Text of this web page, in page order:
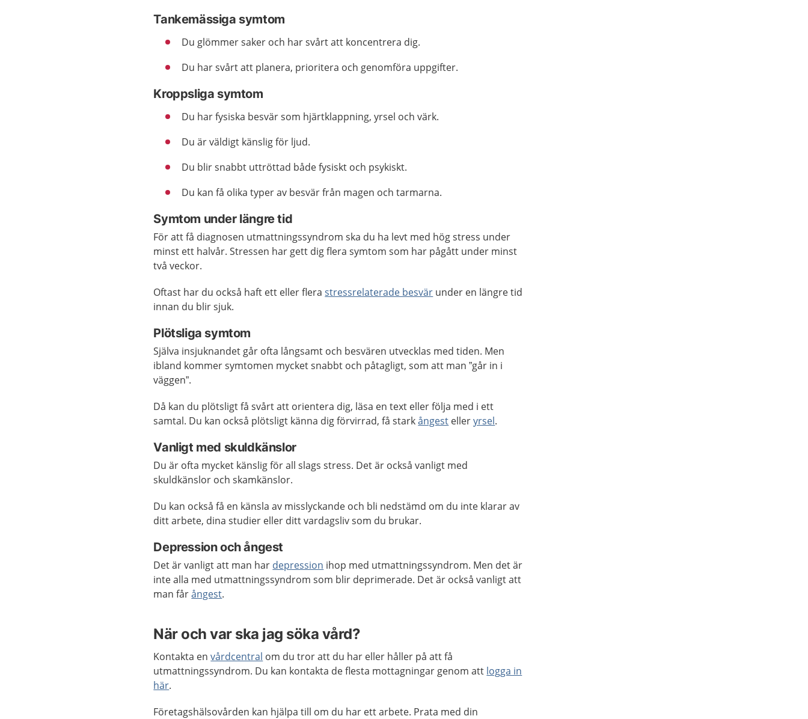
Tankemässiga symtom
Du glömmer saker och har svårt att koncentrera dig.
Du har svårt att planera, prioritera och genomföra uppgifter.
Kroppsliga symtom
Du har fysiska besvär som hjärtklappning, yrsel och värk.
Du är väldigt känslig för ljud.
Du blir snabbt uttröttad både fysiskt och psykiskt.
Du kan få olika typer av besvär från magen och tarmarna.
Symtom under längre tid
För att få diagnosen utmattningssyndrom ska du ha levt med hög stress under
minst ett halvår. Stressen har gett dig flera symtom som har pågått under minst
två veckor.
Oftast har du också haft ett eller flerastressrelaterade besvär under en längre tid
innan du blir sjuk.
Plötsliga symtom
Själva insjuknandet går ofta långsamt och besvären utvecklas med tiden. Men
ibland kommer symtomen mycket snabbt och påtagligt, som att man ”går in i
väggen”.
Då kan du plötsligt få svårt att orientera dig, läsa en text eller följa med i ett
samtal. Du kan också plötsligt känna dig förvirrad, få starkångest elleryrsel.
Vanligt med skuldkänslor
Du är ofta mycket känslig för all slags stress. Det är också vanligt med
skuldkänslor och skamkänslor.
Du kan också få en känsla av misslyckande och bli nedstämd om du inte klarar av
ditt arbete, dina studier eller ditt vardagsliv som du brukar.
Depression och ångest
Det är vanligt att man har depression ihop med utmattningssyndrom. Men det är
inte alla med utmattningssyndrom som blir deprimerade. Det är också vanligt att
man fårångest.
När och var ska jag söka vård?
Kontakta envårdcentral om du tror att du har eller håller på att få
utmattningssyndrom. Du kan kontakta de flesta mottagningar genom att logga in
här.
Företagshälsovården kan hjälpa till om du har ett arbete. Prata med din